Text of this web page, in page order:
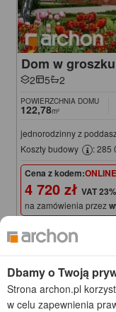
Dom w groszku
2 5 2
POWIERZCHNIA DOMU
122,78m²
jednorodzinny z
Koszty budowy
: 285
Cena z kodem:
4 720 zł
na zamówienia przez
Cena regularna
Najniższa cena z 30 dni
Dbamy o Twoją
Strona archon.pl
w celu zapewnienia